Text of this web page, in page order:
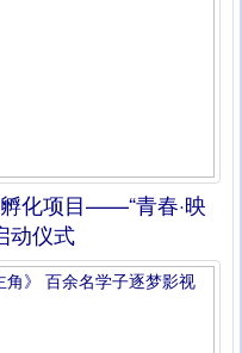
化项目——“青春·映
动仪式